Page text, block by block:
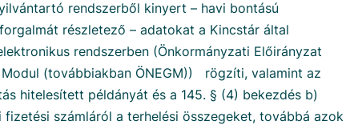
rendszerből kinyert – havi bontású
részletező – adatokat a Kincstár által
rendszerben (Önkormányzati Előirányzat
(továbbiakban ÖNEGM)) rögzíti, valamint az
hitelesített példányát és a 145. § (4) bekezdés b)
fizetési számláról a terhelési összegeket, továbbá azok